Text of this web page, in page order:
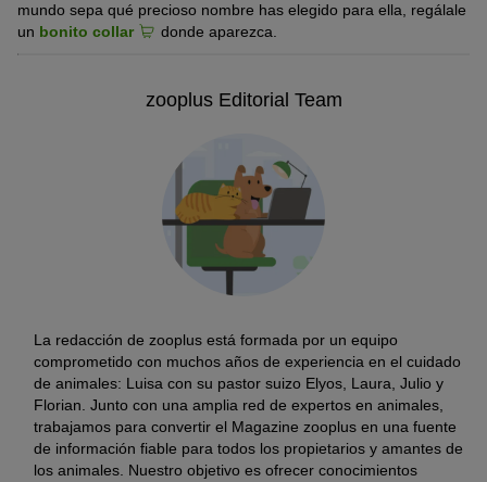
mundo sepa qué precioso nombre has elegido para ella, regálale
un bonito collar donde aparezca.
zooplus Editorial Team
La redacción de zooplus está formada por un equipo
comprometido con muchos años de experiencia en el cuidado
de animales: Luisa con su pastor suizo Elyos, Laura, Julio y
Florian. Junto con una amplia red de expertos en animales,
trabajamos para convertir el Magazine zooplus en una fuente
de información fiable para todos los propietarios y amantes de
los animales. Nuestro objetivo es ofrecer conocimientos